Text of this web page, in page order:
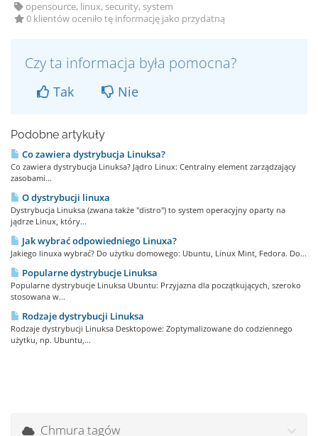
opensource, linux, security, system
0 klientów oceniło tę informację jako przydatną
Czy ta informacja była pomocna?
Tak Nie
Podobne artykuły
Co zawiera dystrybucja Linuksa?
Co zawiera dystrybucja Linuksa? Jądro Linux: Centralny element zarządzający
zasobami...
O dystrybucji linuxa
Dystrybucja Linuksa (zwana także "distro") to system operacyjny oparty na
jądrze Linux, który...
Jak wybrać odpowiedniego Linuxa?
Jakiego linuxa wybrać? Do użytku domowego: Ubuntu, Linux Mint, Fedora. Do...
Popularne dystrybucje Linuksa
Popularne dystrybucje Linuksa Ubuntu: Przyjazna dla początkujących, szeroko
stosowana w...
Rodzaje dystrybucji Linuksa
Rodzaje dystrybucji Linuksa Desktopowe: Zoptymalizowane do codziennego
użytku, np. Ubuntu,...
Chmura tagów